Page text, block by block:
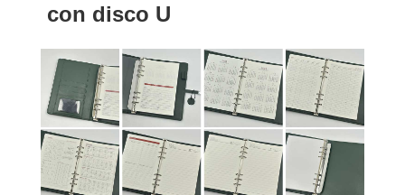
con disco U